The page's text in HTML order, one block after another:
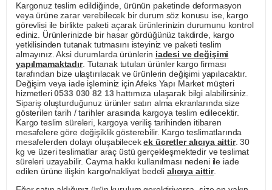
Kargonuz teslim edildiğinde, ürünün paketinde deformasyon
veya ürüne zarar verebilecek bir durum söz konusu ise, kargo
görevlisi ile birlikte paketi açarak ürünlerinizin durumunu kontrol
ediniz. Ürünlerinizde bir hasar gördüğünüz takdirde, kargo
yetkilisinden tutanak tutmasını isteyiniz ve paketi teslim
almayınız. Aksi durumlarda ürünlerin iadesi ve değişimi
yapılmamaktadır. Tutanak tutulan ürünler kargo firması
tarafından bize ulaştırılacak ve ürünlerin değişimi yapılacaktır.
Değişim veya iade işleminiz için Afeks Yapı Market müşteri
hizmetleri0533 030 82 13hattımıza ulaşarak bilgi alabilirsiniz.
Sipariş oluşturduğunuz ürünler satın alma ekranlarında size
gösterilen tarih / tarihler arasında kargoya teslim edilecektir.
Kargo teslim süreleri, kargoya veriliş tarihinden itibaren
mesafelere göre değişiklik gösterebilir. Kargo teslimatlarında
mesafelerden dolayı oluşabilecekek ücretler alıcıya aittir. 30
kg ve üzeri teslimatlar araç üstü gerçekleşmektedir ve teslimat
süreleri uzayabilir. Cayma hakkı kullanılması nedeni ile iade
edilen ürüne ilişkin kargo/nakliyat bedeli alıcıya aittir.